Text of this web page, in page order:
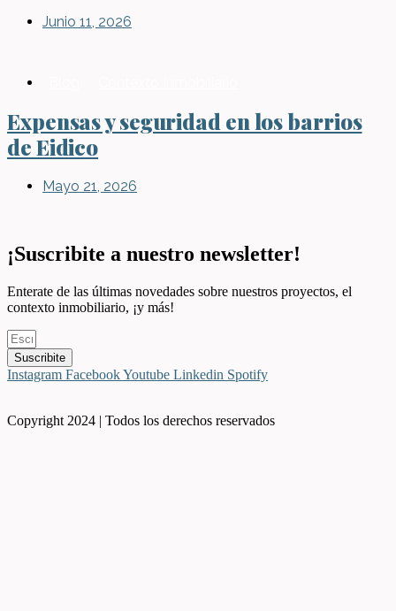
Junio 11, 2026
Expensas y seguridad en los barrios
de Eidico
Mayo 21, 2026
¡Suscribite a nuestro newsletter!
Enterate de las últimas novedades sobre nuestros proyectos, el
contexto inmobiliario, ¡y más!
Suscribite
Instagram FacebookYoutube Linkedin Spotify
Copyright 2024 | Todos los derechos reservados